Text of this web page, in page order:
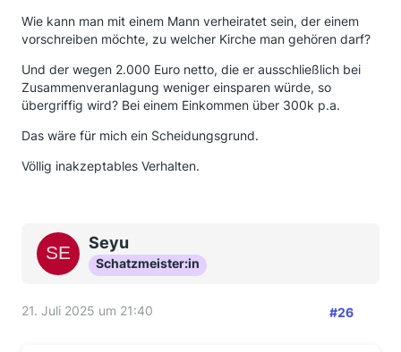
Wie kann man mit einem Mann verheiratet sein, der einem
vorschreiben möchte, zu welcher Kirche man gehören darf?
Und der wegen 2.000 Euro netto, die er ausschließlich bei
Zusammenveranlagung weniger einsparen würde, so
übergriffig wird? Bei einem Einkommen über 300k p.a.
Das wäre für mich ein Scheidungsgrund.
Völlig inakzeptables Verhalten.
Seyu
Schatzmeister:in
21. Juli 2025 um 21:40 #26